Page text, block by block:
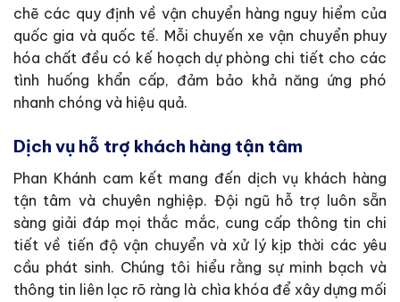
chẽ các quy định về vận chuyển hàng nguy hiểm của
quốc gia và quốc tế. Mỗi chuyến xe vận chuyển phuy
hóa chất đều có kế hoạch dự phòng chi tiết cho các
tình huống khẩn cấp, đảm bảo khả năng ứng phó
nhanh chóng và hiệu quả.
Dịch vụ hỗ trợ khách hàng tận tâm
Phan Khánh cam kết mang đến dịch vụ khách hàng
tận tâm và chuyên nghiệp. Đội ngũ hỗ trợ luôn sẵn
sàng giải đáp mọi thắc mắc, cung cấp thông tin chi
tiết về tiến độ vận chuyển và xử lý kịp thời các yêu
cầu phát sinh. Chúng tôi hiểu rằng sự minh bạch và
thông tin liên lạc rõ ràng là chìa khóa để xây dựng mối